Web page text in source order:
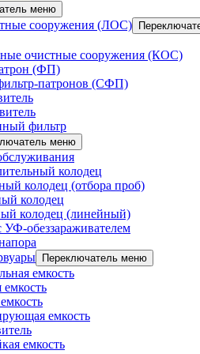
меню
сооружения (ЛОС)
очистные сооружения (КОС)
(ФП)
патронов (СФП)
фильтр
меню
колодец
колодец (отбора проб)
колодец
колодец (линейный)
УФ-обеззараживателем
Переключатель меню
емкость
емкость
емкость